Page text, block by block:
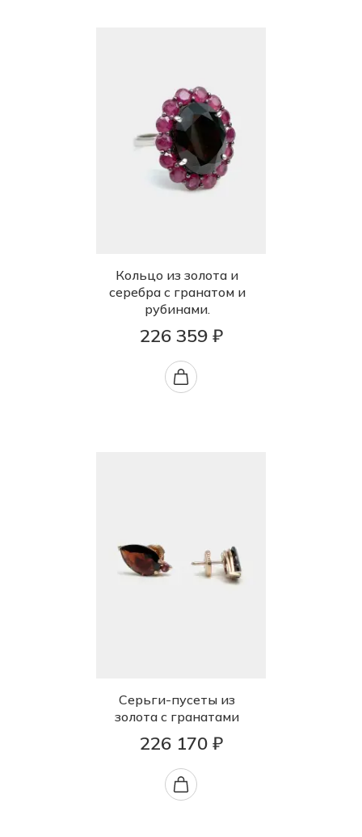
Кольцо из золота и
серебра с гранатом и
рубинами.
226 359 ₽
Серьги-пусеты из
золота с гранатами
226 170 ₽